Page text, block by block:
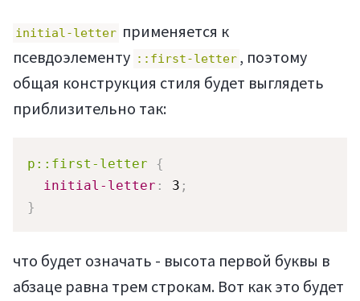
initial-letter применяется к
псевдоэлементу ::first-letter , поэтому
общая конструкция стиля будет выглядеть
приблизительно так:
p::first-letter
{
initial-letter : 3 ;
}
что будет означать - высота первой буквы в
абзаце равна трем строкам. Вот как это будет